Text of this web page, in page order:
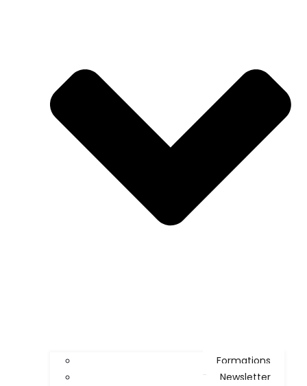
Formations
Newsletter